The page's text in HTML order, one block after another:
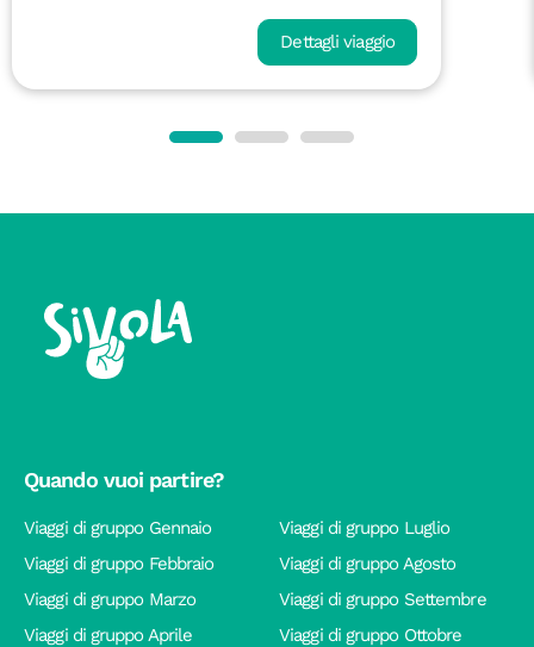
Dettagli viaggio
Quando vuoi partire?
Viaggi di gruppo Gennaio
Viaggi di gruppo Febbraio
Viaggi di gruppo Marzo
Viaggi di gruppo Aprile
Viaggi di gruppo Luglio
Viaggi di gruppo Agosto
Viaggi di gruppo Settembre
Viaggi di gruppo Ottobre